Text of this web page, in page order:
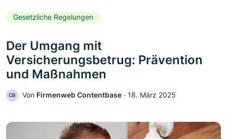
Gesetzliche Regelungen
Der Umgang mit
Versicherungsbetrug: Prävention
und Maßnahmen
CB Von Firmenweb Contentbase ‧ 18. März 2025